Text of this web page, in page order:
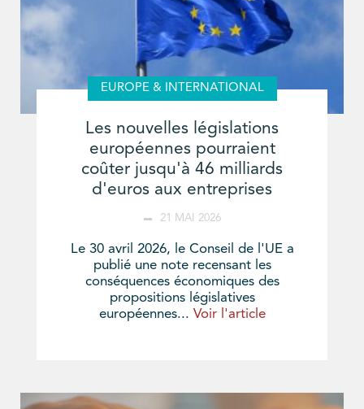
EUROPE & INTERNATIONAL
Les nouvelles législations
européennes pourraient
coûter jusqu'à 46 milliards
d'euros aux entreprises
21 MAI 2026
Le 30 avril 2026, le Conseil de l'UE a
publié une note recensant les
conséquences économiques des
propositions législatives
européennes... Voir l'article